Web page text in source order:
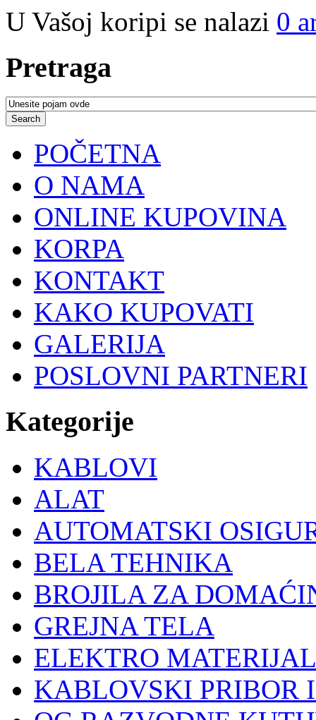
U Vašoj koripi se nalazi 0
Pretraga
POČETNA
O NAMA
ONLINE KUPOVINA
KORPA
KONTAKT
KAKO KUPOVATI
GALERIJA
POSLOVNI PARTNERI
Kategorije
KABLOVI
ALAT
AUTOMATSKI
BELA TEHNIKA
BROJILA ZA
GREJNA TELA
ELEKTRO MATERIJAL
KABLOVSKI PRIBOR